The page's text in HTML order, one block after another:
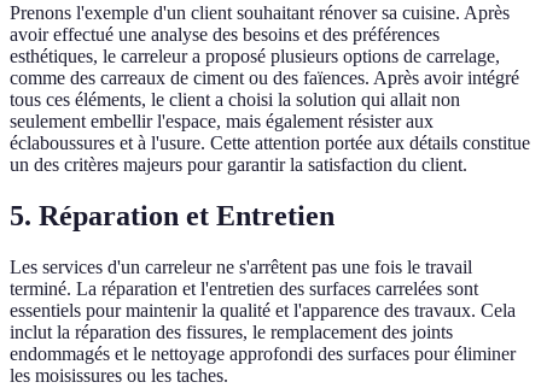
Prenons l'exemple d'un client souhaitant rénover sa cuisine. Après
avoir effectué une analyse des besoins et des préférences
esthétiques, le carreleur a proposé plusieurs options de carrelage,
comme des carreaux de ciment ou des faïences. Après avoir intégré
tous ces éléments, le client a choisi la solution qui allait non
seulement embellir l'espace, mais également résister aux
éclaboussures et à l'usure. Cette attention portée aux détails constitue
un des critères majeurs pour garantir la satisfaction du client.
5. Réparation et Entretien
Les services d'un carreleur ne s'arrêtent pas une fois le travail
terminé. La réparation et l'entretien des surfaces carrelées sont
essentiels pour maintenir la qualité et l'apparence des travaux. Cela
inclut la réparation des fissures, le remplacement des joints
endommagés et le nettoyage approfondi des surfaces pour éliminer
les moisissures ou les taches.